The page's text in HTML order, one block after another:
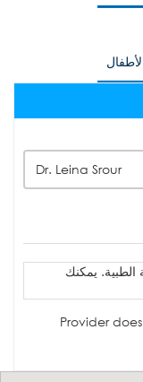
Dr. Leina Srour
الطبية. يمكنك
Provider